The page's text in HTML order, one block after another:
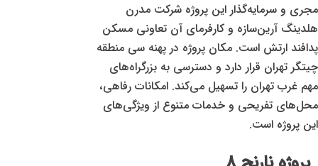
مجری و سرمایه‌گذار این پروژه شرکت مدرن
هلدینگ آرین‌سازه و کارفرمای آن تعاونی مسکن
پدافند ارتش است. مکان پروژه در پهنه سی منطقه
چیتگر تهران قرار دارد و دسترسی به بزرگراه‌های
مهم غرب تهران را تسهیل می‌کند. امکانات رفاهی،
محل‌های تفریحی و خدمات متنوع از ویژگی‌های
این پروژه است.